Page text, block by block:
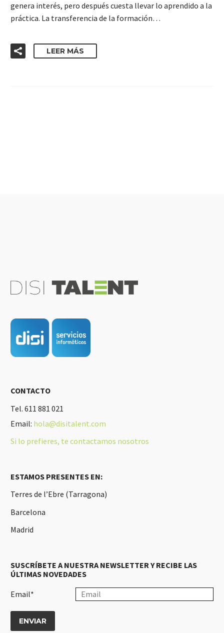
genera interés, pero después cuesta llevar lo aprendido a la
práctica. La transferencia de la formación…
LEER MÁS
CONTACTO
Tel. 611 881 021
Email: hola@disitalent.com
Si lo prefieres, te contactamos nosotros
ESTAMOS PRESENTES EN:
Terres de l’Ebre (Tarragona)
Barcelona
Madrid
SUSCRÍBETE A NUESTRA NEWSLETTER Y RECIBE LAS
ÚLTIMAS NOVEDADES
Email*